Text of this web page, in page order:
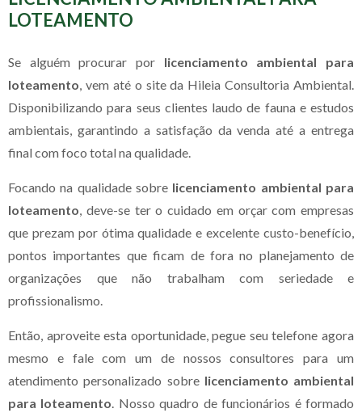
LOTEAMENTO
Se alguém procurar por licenciamento ambiental para
loteamento, vem até o site da Hileia Consultoria Ambiental.
Disponibilizando para seus clientes laudo de fauna e estudos
ambientais, garantindo a satisfação da venda até a entrega
final com foco total na qualidade.
Focando na qualidade sobre licenciamento ambiental para
loteamento, deve-se ter o cuidado em orçar com empresas
que prezam por ótima qualidade e excelente custo-benefício,
pontos importantes que ficam de fora no planejamento de
organizações que não trabalham com seriedade e
profissionalismo.
Então, aproveite esta oportunidade, pegue seu telefone agora
mesmo e fale com um de nossos consultores para um
atendimento personalizado sobre licenciamento ambiental
para loteamento. Nosso quadro de funcionários é formado